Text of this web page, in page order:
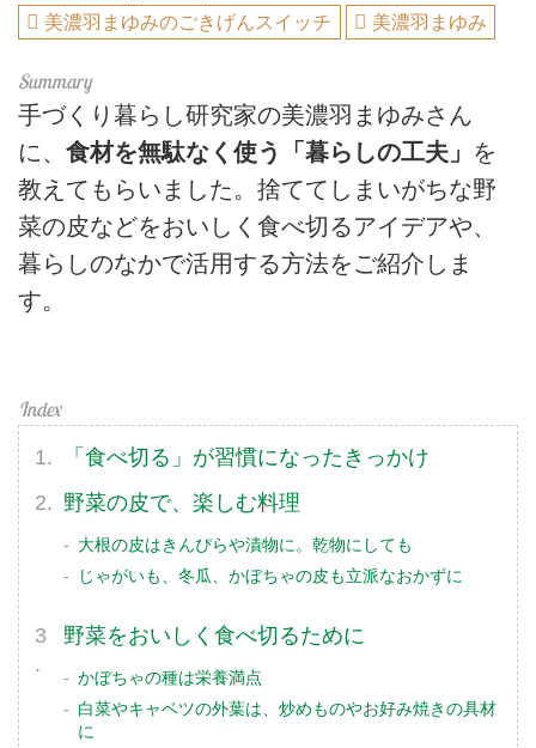
美濃羽まゆみのごきげんスイッチ
美濃羽まゆみ
手づくり暮らし研究家の美濃羽まゆみさん
に、 食材を無駄なく使う「暮らしの工夫」 を
教えてもらいました。捨ててしまいがちな野
菜の皮などをおいしく食べ切るアイデアや、
暮らしのなかで活用する方法をご紹介しま
す。
「食べ切る」が習慣になったきっかけ
野菜の皮で、楽しむ料理
大根の皮はきんぴらや漬物に。乾物にしても
じゃがいも、冬瓜、かぼちゃの皮も立派なおかずに
野菜をおいしく食べ切るために
かぼちゃの種は栄養満点
白菜やキャベツの外葉は、炒めものやお好み焼きの具材
に